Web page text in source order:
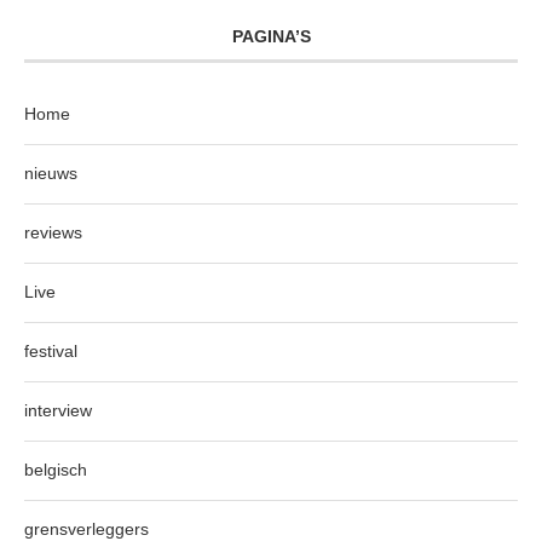
PAGINA’S
Home
nieuws
reviews
Live
festival
interview
belgisch
grensverleggers